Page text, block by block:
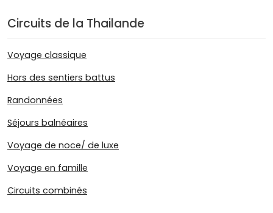
Circuits de la Thailande
Voyage classique
Hors des sentiers battus
Randonnées
Séjours balnéaires
Voyage de noce/ de luxe
Voyage en famille
Circuits combinés